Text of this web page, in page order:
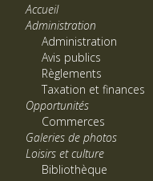
Accueil
Administration
Administration
Avis publics
Règlements
Taxation et finances
Opportunités
Commerces
Galeries de photos
Loisirs et culture
Bibliothèque